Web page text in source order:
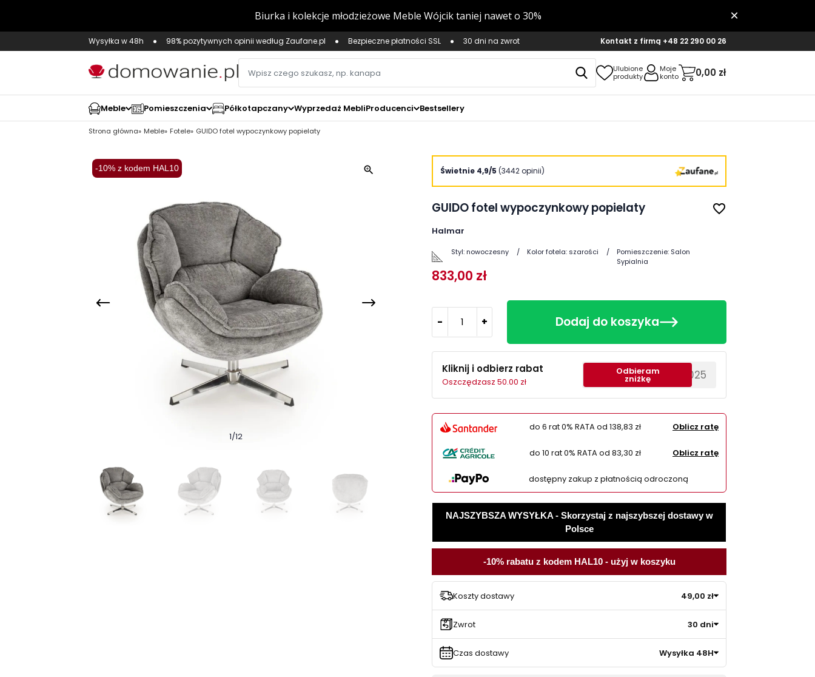
Wysyłka w 48h 98% pozytywnych opinii według Zaufane.pl Bezpieczne płatności SSL 30 dni na zwrot Kontakt z firmą +48 22 290 00 26
Ulubione
produkty
Moje
konto
0,00 zł
Meble Pomieszczenia Półkotapczany Wyprzedaż MebliProducenci Bestsellery
Strona główna Meble Fotele GUIDO fotel wypoczynkowy popielaty
-10% z kodem HAL10
1/12
zoom_in Świetnie 4,9/5 (3442 opinii)
GUIDO fotel wypoczynkowy popielaty favorite_border
Halmar
Styl: nowoczesny Kolor fotela: szarości Pomieszczenie: Salon
Sypialnia
833,00 zł
- + Dodaj do koszyka
Kliknij i odbierz rabat
Oszczędzasz 50.00 zł ********EWS2025
Odbieram
zniżkę
do 6 rat 0% RATA od 138,83 zł Oblicz ratę
do 10 rat 0% RATA od 83,30 zł Oblicz ratę
dostępny zakup z płatnością odroczoną
NAJSZYBSZA WYSYŁKA - Skorzystaj z najszybszej dostawy w
Polsce
-10% rabatu z kodem HAL10 - użyj w koszyku
Koszty dostawy 49,00 zł
Zwrot 30 dni
Czas dostawy Wysyłka 48H